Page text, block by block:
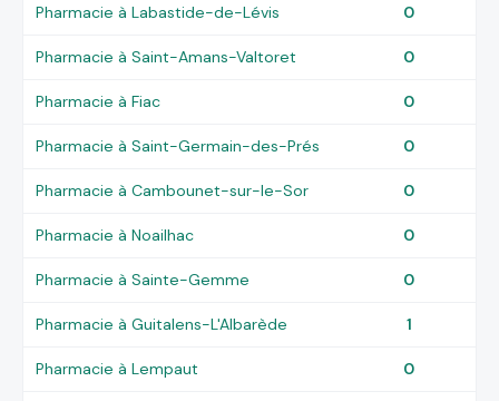
Pharmacie à Labastide-de-Lévis 0
Pharmacie à Saint-Amans-Valtoret 0
Pharmacie à Fiac 0
Pharmacie à Saint-Germain-des-Prés 0
Pharmacie à Cambounet-sur-le-Sor 0
Pharmacie à Noailhac 0
Pharmacie à Sainte-Gemme 0
Pharmacie à Guitalens-L'Albarède 1
Pharmacie à Lempaut 0